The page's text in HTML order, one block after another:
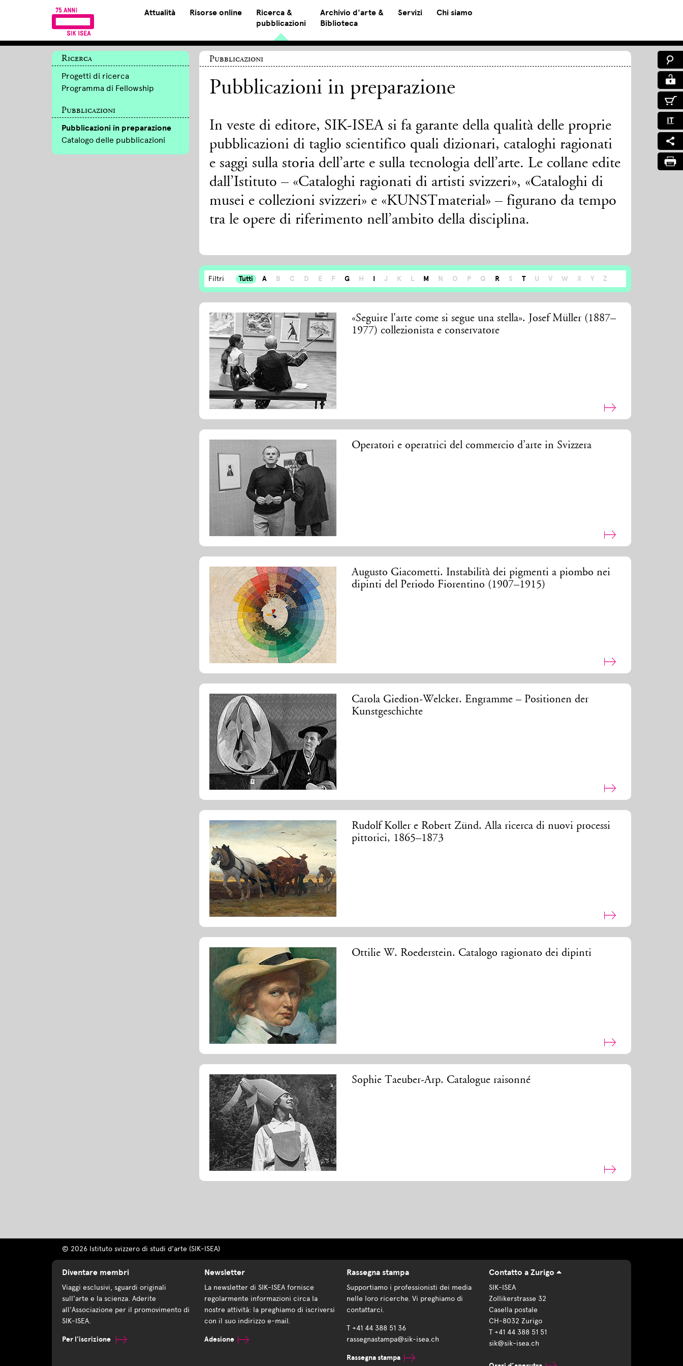
Attualità Risorse online
Ricerca &
pubblicazioni
Archivio d'arte &
Biblioteca
Servizi Chi siamo
IT
Ricerca
Progetti di ricerca
Programma di Fellowship
Pubblicazioni
Pubblicazioni in preparazione
Catalogo delle pubblicazioni
Pubblicazioni
Pubblicazioni in preparazione
In veste di editore, SIK-ISEA si fa garante della qualità delle proprie
pubblicazioni di taglio scientifico quali dizionari, cataloghi ragionati
e saggi sulla storia dell’arte e sulla tecnologia dell’arte. Le collane edite
dall’Istituto – «Cataloghi ragionati di artisti svizzeri», «Cataloghi di
musei e collezioni svizzeri» e «KUNSTmaterial» – figurano da tempo
tra le opere di riferimento nell’ambito della disciplina.
Filtri Tutti A B C D E F G H I J K L M N O P Q R S T U V W X Y Z
«Seguire l'arte come si segue una stella». Josef Müller (1887–
1977) collezionista e conservatore
Operatori e operatrici del commercio d’arte in Svizzera
Augusto Giacometti. Instabilità dei pigmenti a piombo nei
dipinti del Periodo Fiorentino (1907–1915)
Carola Giedion-Welcker. Engramme – Positionen der
Kunstgeschichte
Rudolf Koller e Robert Zünd. Alla ricerca di nuovi processi
pittorici, 1865–1873
Ottilie W. Roederstein. Catalogo ragionato dei dipinti
Sophie Taeuber-Arp. Catalogue raisonné
© 2026 Istituto svizzero di studi d'arte (SIK-ISEA)
Diventare membri
Viaggi esclusivi, sguardi originali
sull'arte e la scienza. Aderite
all'Associazione per il promovimento di
SIK-ISEA.
Per l'iscrizione
Newsletter
La newsletter di SIK-ISEA fornisce
regolarmente informazioni circa la
nostre attività: la preghiamo di iscriversi
con il suo indirizzo e-mail.
Adesione
Rassegna stampa
Supportiamo i professionisti dei media
nelle loro ricerche. Vi preghiamo di
contattarci.
T +41 44 388 51 36
rassegnastampa@sik-isea.ch
Rassegna stampa
Contatto a Zurigo
SIK-ISEA
Zollikerstrasse 32
Casella postale
CH-8032 Zurigo
T +41 44 388 51 51
sik@sik-isea.ch